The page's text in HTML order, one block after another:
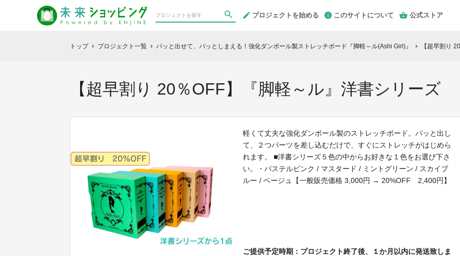
プロジェクトを始める このサイトについて 公式ストア
トップ chevron_right プロジェクト一覧 chevron_right パッと出せて、パッとしまえる！強化ダンボール製ストレッチボード『脚軽～ル(Ashi Girl)』 chevron_right 【超早割り
【超早割り 20％OFF】『脚軽～ル』洋書シリーズ
軽くて丈夫な強化ダンボール製のストレッチボード。パッと出し
て、２つパーツを差し込むだけで、すぐにストレッチがはじめら
れます。 ■洋書シリーズ５色の中からお好きな１色をお選び下さ
い。・パステルピンク / マスタード / ミントグリーン / スカイブ
ルー / ベージュ【一般販売価格 3,000円 → 20%OFF 2,400円】
ご提供予定時期：プロジェクト終了後、１か月以内に発送致しま